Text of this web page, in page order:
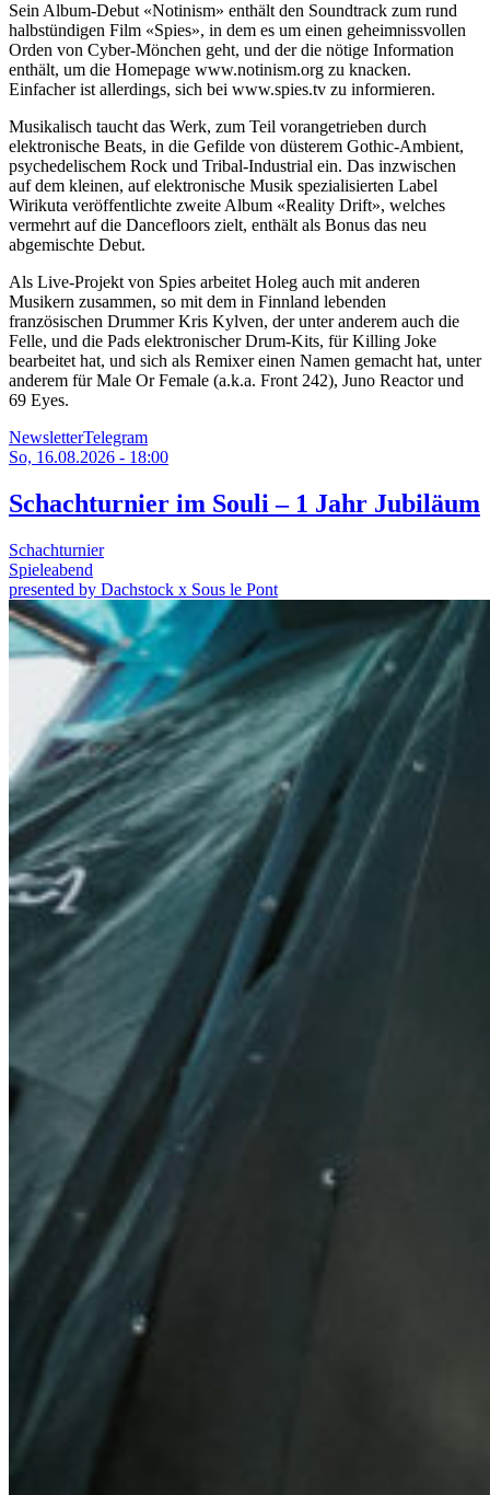
Sein Album-Debut «Notinism» enthält den Soundtrack zum rund
halbstündigen Film «Spies», in dem es um einen geheimnissvollen
Orden von Cyber-Mönchen geht, und der die nötige Information
enthält, um die Homepage www.notinism.org zu knacken.
Einfacher ist allerdings, sich bei www.spies.tv zu informieren.
Musikalisch taucht das Werk, zum Teil vorangetrieben durch
elektronische Beats, in die Gefilde von düsterem Gothic-Ambient,
psychedelischem Rock und Tribal-Industrial ein. Das inzwischen
auf dem kleinen, auf elektronische Musik spezialisierten Label
Wirikuta veröffentlichte zweite Album «Reality Drift», welches
vermehrt auf die Dancefloors zielt, enthält als Bonus das neu
abgemischte Debut.
Als Live-Projekt von Spies arbeitet Holeg auch mit anderen
Musikern zusammen, so mit dem in Finnland lebenden
französischen Drummer Kris Kylven, der unter anderem auch die
Felle, und die Pads elektronischer Drum-Kits, für Killing Joke
bearbeitet hat, und sich als Remixer einen Namen gemacht hat, unter
anderem für Male Or Female (a.k.a. Front 242), Juno Reactor und
69 Eyes.
NewsletterTelegram
So, 16.08.2026 - 18:00
Schachturnier im Souli – 1 Jahr Jubiläum
Schachturnier
Spieleabend
presented by Dachstock x Sous le Pont